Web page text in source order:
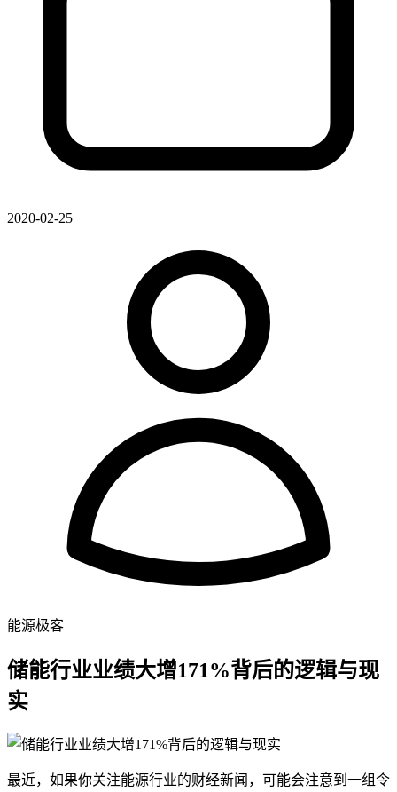
2020-02-25
能源极客
储能行业业绩大增171%背后的逻辑与现
实
最近，如果你关注能源行业的财经新闻，可能会注意到一组令